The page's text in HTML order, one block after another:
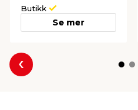
høyrevendt.
Butikk
Se mer
Forrige